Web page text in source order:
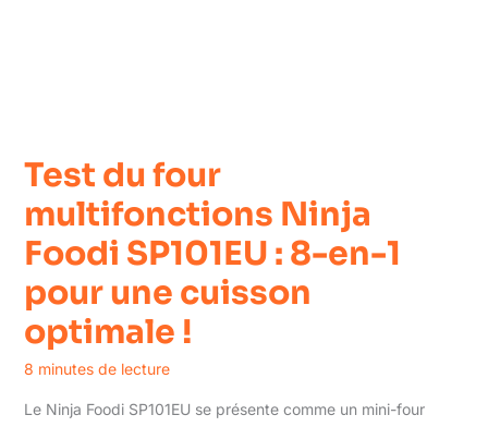
Test du four
multifonctions Ninja
Foodi SP101EU : 8-en-1
pour une cuisson
optimale !
8 minutes de lecture
Le Ninja Foodi SP101EU se présente comme un mini-four